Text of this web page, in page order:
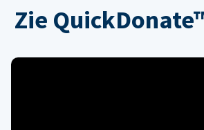
Zie